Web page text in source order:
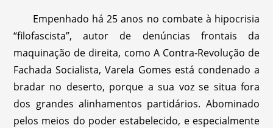
Empenhado há 25 anos no combate à hipocrisia
“filofascista”, autor de denúncias frontais da
maquinação de direita, como A Contra-Revolução de
Fachada Socialista, Varela Gomes está condenado a
bradar no deserto, porque a sua voz se situa fora
dos grandes alinhamentos partidários. Abominado
pelos meios do poder estabelecido, e especialmente